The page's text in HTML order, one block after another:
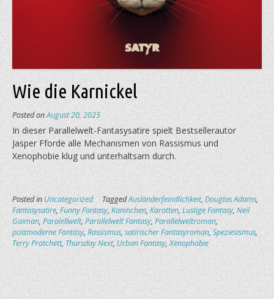
Wie die Karnickel
Posted onAugust 20, 2025
In dieser Parallelwelt-Fantasysatire spielt Bestsellerautor
Jasper Fforde alle Mechanismen von Rassismus und
Xenophobie klug und unterhaltsam durch.
Posted inUncategorized TaggedAusländerfeindlichkeit,Douglas Adams,
Fantasysatire,Funny Fantasy,Kaninchen,Karotten,Lustige Fantasy,Neil
Gaiman,Paralellwelt,Parallelwelt Fantasy,Parallelweltroman,
postmoderne Fantasy,Rassismus,satirischer Fantasyroman,Speziesismus,
Terry Pratchett,Thursday Next,Urban Fantasy,Xenophobie